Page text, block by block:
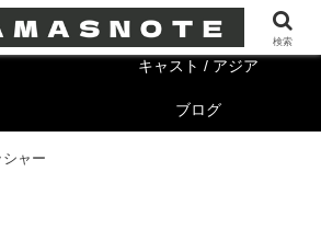
キャスト/海外
キャスト / アジア
ブログ
シャー
検索